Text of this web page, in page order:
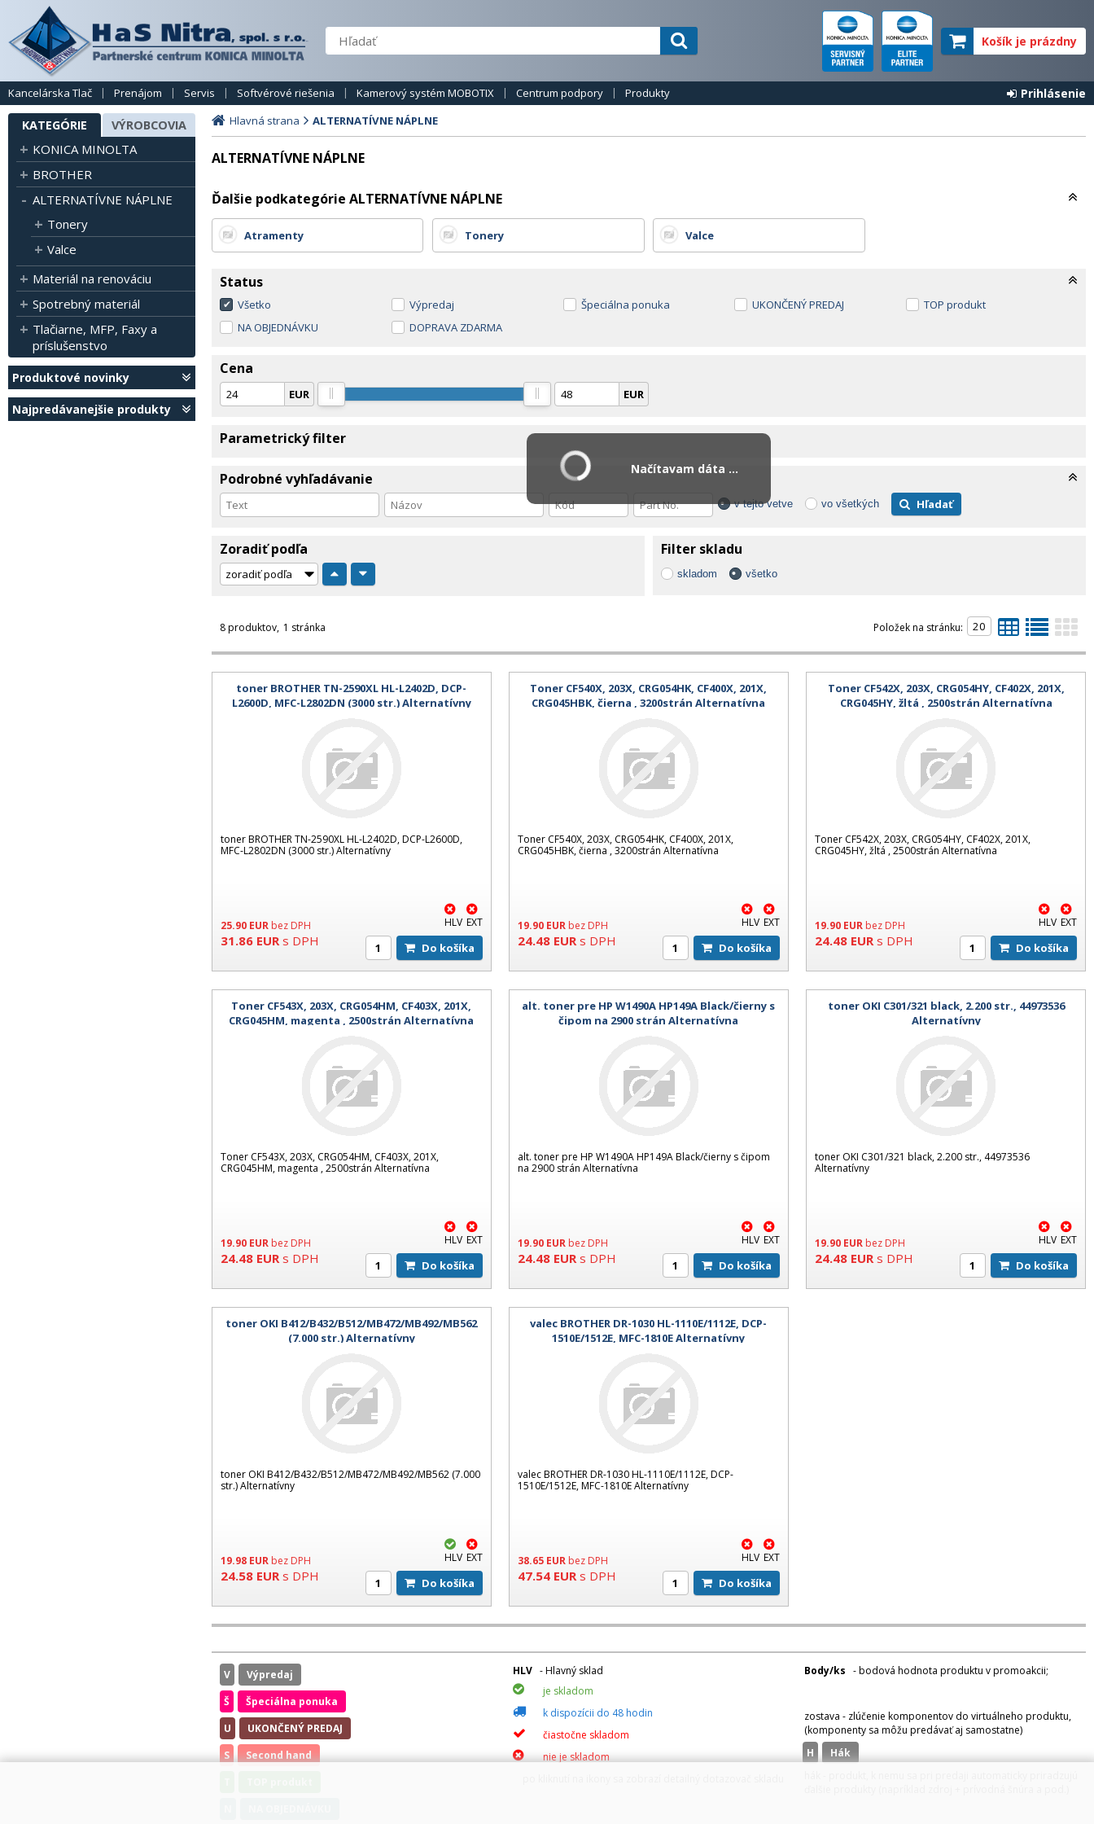
Košík je prázdny
Kancelárska Tlač Prenájom Servis Softvérové riešenia Kamerový systém MOBOTIX Centrum podpory Produkty Prihlásenie
KATEGÓRIE VÝROBCOVIA
KONICA MINOLTA
BROTHER
ALTERNATÍVNE NÁPLNE
Tonery
Valce
Materiál na renováciu
Spotrebný materiál
Tlačiarne, MFP, Faxy a
príslušenstvo
Produktové novinky
Najpredávanejšie produkty
Hlavná strana ALTERNATÍVNE NÁPLNE
ALTERNATÍVNE NÁPLNE
Ďalšie podkategórie ALTERNATÍVNE NÁPLNE
Atramenty Tonery Valce
Status
Všetko Výpredaj Špeciálna ponuka UKONČENÝ PREDAJ
TOP produkt
NA OBJEDNÁVKU
DOPRAVA ZDARMA
Cena
EUR EUR
Parametrický filter
Podrobné vyhľadávanie
v tejto vetve vo všetkých Hľadať
Zoradiť podľa Filter skladu
skladom všetko
8 produktov 1 stránka Položek na stránku:
toner BROTHER TN-2590XL HL-L2402D, DCP-
L2600D, MFC-L2802DN (3000 str.) Alternatívny
toner BROTHER TN-2590XL HL-L2402D, DCP-L2600D,
MFC-L2802DN (3000 str.) Alternatívny
25.90 EUR bez DPH
31.86 EUR s DPH
HLV EXT
Do košíka
Toner CF540X, 203X, CRG054HK, CF400X, 201X,
CRG045HBK, čierna , 3200strán Alternatívna
Toner CF540X, 203X, CRG054HK, CF400X, 201X,
CRG045HBK, čierna , 3200strán Alternatívna
19.90 EUR bez DPH
24.48 EUR s DPH
HLV EXT
Do košíka
Toner CF542X, 203X, CRG054HY, CF402X, 201X,
CRG045HY, žltá , 2500strán Alternatívna
Toner CF542X, 203X, CRG054HY, CF402X, 201X,
CRG045HY, žltá , 2500strán Alternatívna
19.90 EUR bez DPH
24.48 EUR s DPH
HLV EXT
Do košíka
Toner CF543X, 203X, CRG054HM, CF403X, 201X,
CRG045HM, magenta , 2500strán Alternatívna
Toner CF543X, 203X, CRG054HM, CF403X, 201X,
CRG045HM, magenta , 2500strán Alternatívna
19.90 EUR bez DPH
24.48 EUR s DPH
HLV EXT
Do košíka
alt. toner pre HP W1490A HP149A Black/čierny s
čipom na 2900 strán Alternatívna
alt. toner pre HP W1490A HP149A Black/čierny s čipom
na 2900 strán Alternatívna
19.90 EUR bez DPH
24.48 EUR s DPH
HLV EXT
Do košíka
toner OKI C301/321 black, 2.200 str., 44973536
Alternatívny
toner OKI C301/321 black, 2.200 str., 44973536
Alternatívny
19.90 EUR bez DPH
24.48 EUR s DPH
HLV EXT
Do košíka
toner OKI B412/B432/B512/MB472/MB492/MB562
(7.000 str.) Alternatívny
toner OKI B412/B432/B512/MB472/MB492/MB562 (7.000
str.) Alternatívny
19.98 EUR bez DPH
24.58 EUR s DPH
HLV EXT
Do košíka
valec BROTHER DR-1030 HL-1110E/1112E, DCP-
1510E/1512E, MFC-1810E Alternatívny
valec BROTHER DR-1030 HL-1110E/1112E, DCP-
1510E/1512E, MFC-1810E Alternatívny
38.65 EUR bez DPH
47.54 EUR s DPH
HLV EXT
Do košíka
V
Výpredaj
Š
Špeciálna ponuka
U
UKONČENÝ PREDAJ
S
Second hand
HLV - Hlavný sklad
je skladom
k dispozícii do 48 hodin
čiastočne skladom
nie je skladom
Body/ks - bodová hodnota produktu v promoakcii;
zostava - zlúčenie komponentov do virtuálneho produktu,
(komponenty sa môžu predávať aj samostatne)
H
hák
Načítavam dáta ...